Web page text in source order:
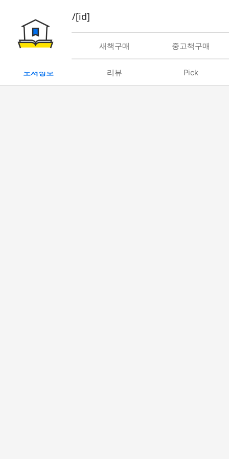
book/rent/[id]
대여 새책구매 중고책구매
도서정보 리뷰 Pick